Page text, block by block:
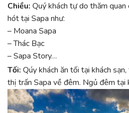
Chiều: Quý khách tự do thăm quan
hót tại Sapa như:
– Moana Sapa
– Thác Bạc
– Sapa Story…
Tối: Qúy khách ăn tối tại khách
thị trấn Sapa về đêm. Ngủ đêm tại